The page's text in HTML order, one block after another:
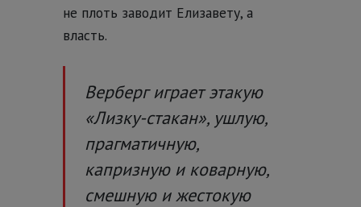
не плоть заводит Елизавету, а
власть.
Верберг играет этакую
«Лизку-стакан», ушлую,
прагматичную,
капризную и коварную,
смешную и жестокую